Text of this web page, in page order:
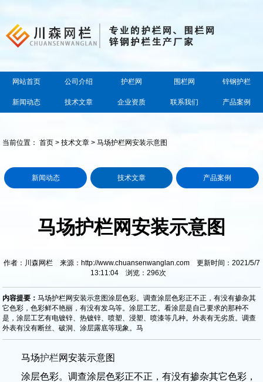
网站首页 公司介绍 护栏网 围栏网 锌钢护栏
新闻动态 技术文章 企业资质 联系我们 产品案例
当前位置：首页 >技术文章 > 马场护栏网安装示意图
新闻动态 技术文章 产品案例
马场护栏网安装示意图
作者：川森网栏 来源：http://www.chuansenwanglan.com 更新时间：2021/5/7
13:11:04 浏览： 296次
内容提要：马场护栏网安装示意图涂层色彩。调查涂层色彩正不正，有没有掺杂其
它色彩，色彩鲜不艳丽，有没有发乌等。涂层工艺。看涂层是自己要求的那种不
是，涂层工艺有电镀锌、热镀锌、喷塑、浸塑、喷漆等几种。外表有无劣质。调查
外表有没有断丝、破洞、涂层露底等现象。马
马场护栏网安装示意图
涂层色彩。调查涂层色彩正不正，有没有掺杂其它色彩，